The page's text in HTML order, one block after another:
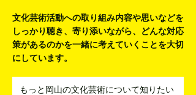
文化芸術活動への取り組み内容や思いなどを
しっかり聴き、寄り添いながら、
どんな対応
策があるのかを一緒に考えていくことを大切
にしています。
もっと岡山の文化芸術について知りたい